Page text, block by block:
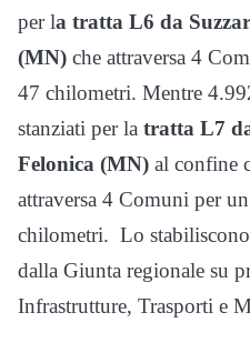
per la tratta L6 da
(MN) che attraversa 4
47 chilometri. Mentre
stanziati per la tratta L7
Felonica (MN) al confine
attraversa 4 Comuni per
chilometri. Lo
dalla Giunta regionale su
Infrastrutture, Trasporti e